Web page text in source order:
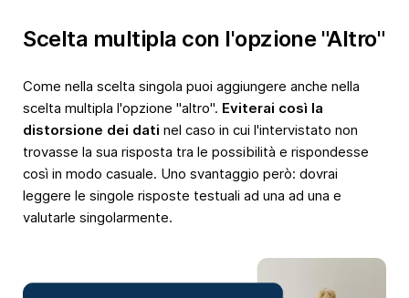
Scelta multipla con l'opzione "Altro"
Come nella scelta singola puoi aggiungere anche nella
scelta multipla l'opzione "altro". Eviterai così la
distorsione dei dati nel caso in cui l'intervistato non
trovasse la sua risposta tra le possibilità e rispondesse
così in modo casuale. Uno svantaggio però: dovrai
leggere le singole risposte testuali ad una ad una e
valutarle singolarmente.